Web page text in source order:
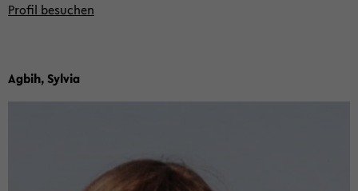
Pro­fil be­su­chen
Agbih, Syl­via